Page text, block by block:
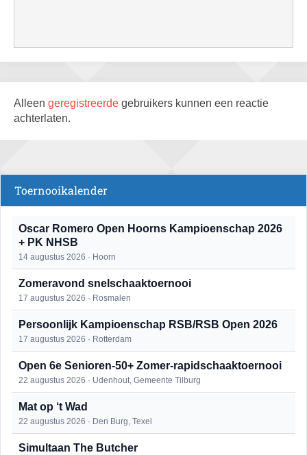
Alleen geregistreerde gebruikers kunnen een reactie
achterlaten.
Toernooikalender
Oscar Romero Open Hoorns Kampioenschap 2026
+ PK NHSB
14 augustus 2026 · Hoorn
Zomeravond snelschaaktoernooi
17 augustus 2026 · Rosmalen
Persoonlijk Kampioenschap RSB/RSB Open 2026
17 augustus 2026 · Rotterdam
Open 6e Senioren-50+ Zomer-rapidschaaktoernooi
22 augustus 2026 · Udenhout, Gemeente Tilburg
Mat op ‘t Wad
22 augustus 2026 · Den Burg, Texel
Simultaan The Butcher